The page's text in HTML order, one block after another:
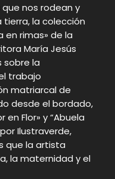
nos rodean y
la colección
en rimas» de la
María Jesús
sobre la
trabajo
matriarcal de
desde el bordado,
en Flor» y “Abuela
Ilustraverde,
que la artista
la maternidad y el